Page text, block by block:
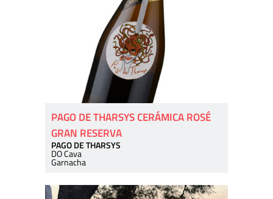
PAGO DE THARSYS CERÁMICA ROSÉ
GRAN RESERVA
PAGO DE THARSYS
DO Cava
Garnacha